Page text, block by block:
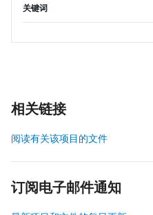
关键词
相关链接
阅读有关该项目的文件
订阅电子邮件通知